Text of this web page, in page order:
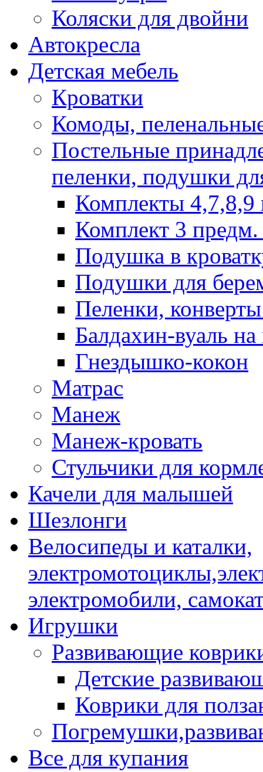
Коляски для двойни
Автокресла
Детская мебель
Кроватки
Комоды,
Постельные
пеленки, подушки
Комплекты 4,7,8,9
Комплект 3 предм.
Подушка в
Подушки для
Пеленки,
Балдахин-вуаль на
Гнездышко-кокон
Матрас
Манеж
Манеж-кровать
Стульчики для
Качели для малышей
Шезлонги
Велосипеды и каталки,
электромобили,
Игрушки
Развивающие
Детские
Коврики для
Все для купания